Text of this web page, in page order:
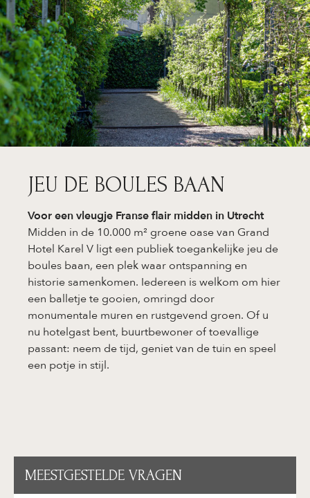
JEU DE BOULES BAAN
Voor een vleugje Franse flair midden in Utrecht
Midden in de 10.000 m² groene oase van Grand
Hotel Karel V ligt een publiek toegankelijke jeu de
boules baan, een plek waar ontspanning en
historie samenkomen. Iedereen is welkom om hier
een balletje te gooien, omringd door
monumentale muren en rustgevend groen. Of u
nu hotelgast bent, buurtbewoner of toevallige
passant: neem de tijd, geniet van de tuin en speel
een potje in stijl.
MEESTGESTELDE VRAGEN